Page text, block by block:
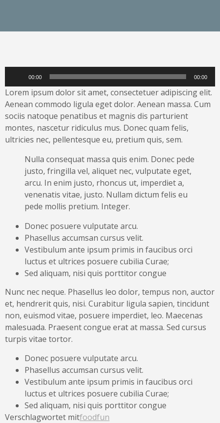
Player
00:00 00:00
Lorem ipsum dolor sit amet, consectetuer adipiscing elit.
Aenean commodo ligula eget dolor. Aenean massa. Cum
sociis natoque penatibus et magnis dis parturient
montes, nascetur ridiculus mus. Donec quam felis,
ultricies nec, pellentesque eu, pretium quis, sem.
Nulla consequat massa quis enim. Donec pede
justo, fringilla vel, aliquet nec, vulputate eget,
arcu. In enim justo, rhoncus ut, imperdiet a,
venenatis vitae, justo. Nullam dictum felis eu
pede mollis pretium. Integer.
Donec posuere vulputate arcu.
Phasellus accumsan cursus velit.
Vestibulum ante ipsum primis in faucibus orci
luctus et ultrices posuere cubilia Curae;
Sed aliquam, nisi quis porttitor congue
Nunc nec neque. Phasellus leo dolor, tempus non, auctor
et, hendrerit quis, nisi. Curabitur ligula sapien, tincidunt
non, euismod vitae, posuere imperdiet, leo. Maecenas
malesuada. Praesent congue erat at massa. Sed cursus
turpis vitae tortor.
Donec posuere vulputate arcu.
Phasellus accumsan cursus velit.
Vestibulum ante ipsum primis in faucibus orci
luctus et ultrices posuere cubilia Curae;
Sed aliquam, nisi quis porttitor congue
Verschlagwortet mitfoodfun